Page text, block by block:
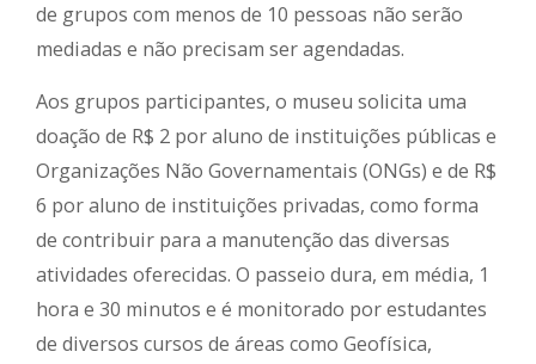
de grupos com menos de 10 pessoas não serão
mediadas e não precisam ser agendadas.
Aos grupos participantes, o museu solicita uma
doação de R$ 2 por aluno de instituições públicas e
Organizações Não Governamentais (ONGs) e de R$
6 por aluno de instituições privadas, como forma
de contribuir para a manutenção das diversas
atividades oferecidas. O passeio dura, em média, 1
hora e 30 minutos e é monitorado por estudantes
de diversos cursos de áreas como Geofísica,